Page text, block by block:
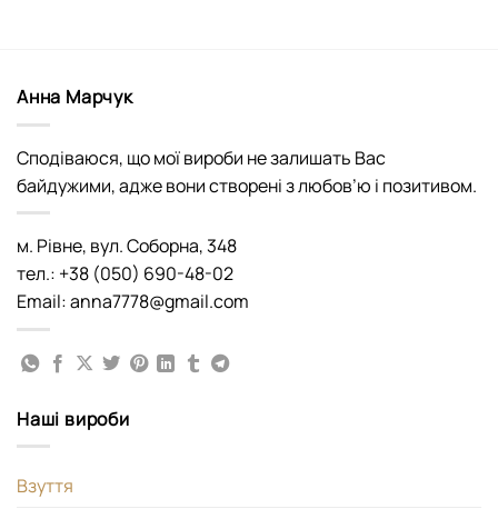
Анна Марчук
Сподіваюся, що мої вироби не залишать Вас
байдужими, адже вони створені з любов’ю і позитивом.
м. Рівне, вул. Соборна, 348
тел.: +38 (050) 690-48-02
Email: anna7778@gmail.com
Наші вироби
Взуття